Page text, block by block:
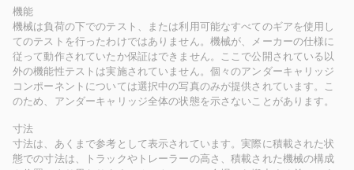
機能
機械は負荷の下でのテスト、または利用可能なすべてのギアを使用し
てのテストを行ったわけではありません。機械が、メーカーの仕様に
従って動作されていたか保証はできません。ここで公開されている以
外の機能性テストは実施されていません。個々のアンダーキャリッジ
コンポーネントについては選択中の写真のみが提供されています。こ
のため、アンダーキャリッジ全体の状態を示さないことがあります。
寸法
寸法は、あくまで参考として表示されています。実際に積載された状
態での寸法は、トラックやトレーラーの高さ、積載された機械の構成